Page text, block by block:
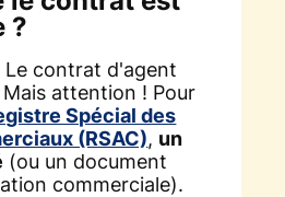
?
Le contrat d'agent
Mais attention ! Pour
Spécial des
(RSAC), un
(ou un document
commerciale).